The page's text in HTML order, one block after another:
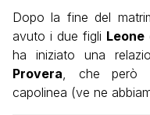
Dopo la fine del
avuto i due figli Leone
ha iniziato una
Provera, che però
capolinea (ve ne